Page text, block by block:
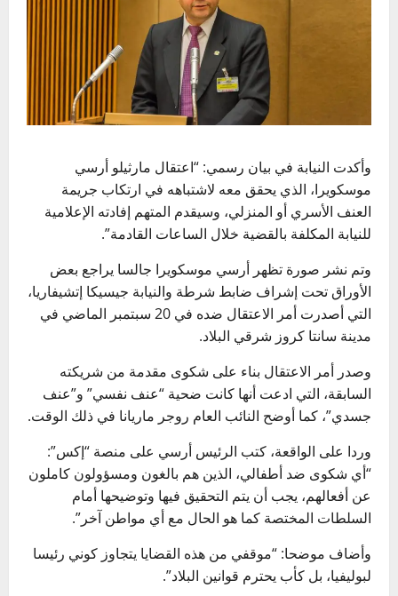
وأكدت النيابة في بيان رسمي: “اعتقال مارثيلو أرسي
موسكويرا، الذي يحقق معه لاشتباهه في ارتكاب جريمة
العنف الأسري أو المنزلي، وسيقدم المتهم إفادته الإعلامية
للنيابة المكلفة بالقضية خلال الساعات القادمة”.
وتم نشر صورة تظهر أرسي موسكويرا جالسا يراجع بعض
الأوراق تحت إشراف ضابط شرطة والنيابة جيسيكا إتشيفاريا،
التي أصدرت أمر الاعتقال ضده في 20 سبتمبر الماضي في
مدينة سانتا كروز شرقي البلاد.
وصدر أمر الاعتقال بناء على شكوى مقدمة من شريكته
السابقة، التي ادعت أنها كانت ضحية “عنف نفسي” و”عنف
جسدي”، كما أوضح النائب العام روجر ماريانا في ذلك الوقت.
وردا على الواقعة، كتب الرئيس أرسي على منصة “إكس”:
“أي شكوى ضد أطفالي، الذين هم بالغون ومسؤولون كاملون
عن أفعالهم، يجب أن يتم التحقيق فيها وتوضيحها أمام
السلطات المختصة كما هو الحال مع أي مواطن آخر”.
وأضاف موضحا: “موقفي من هذه القضايا يتجاوز كوني رئيسا
لبوليفيا، بل كأب يحترم قوانين البلاد”.